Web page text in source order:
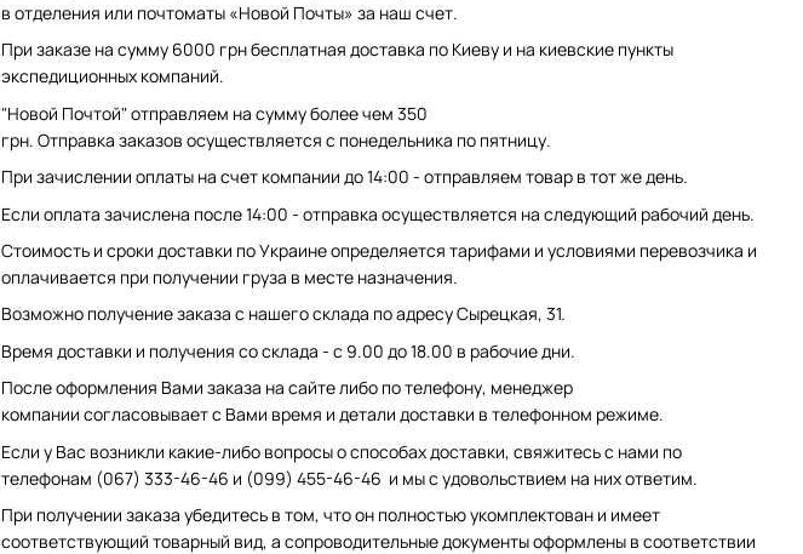
в отделения или почтоматы «Новой Почты» за наш счет.
При заказе на сумму 6000 грн бесплатная доставка по Киеву и на киевские пункты
экспедиционных компаний.
"Новой Почтой" отправляем на сумму более чем 350
грн. Отправка заказов осуществляется с понедельника по пятницу.
При зачислении оплаты на счет компании до 14:00 - отправляем товар в тот же день.
Если оплата зачислена после 14:00 - отправка осуществляется на следующий рабочий день.
Стоимость и сроки доставки по Украине определяется тарифами и условиями перевозчика и
оплачивается при получении груза в месте назначения.
Возможно получение заказа с нашего склада по адресу Сырецкая, 31.
Время доставки и получения со склада - с 9.00 до 18.00 в рабочие дни.
После оформления Вами заказа на сайте либо по телефону, менеджер
компании согласовывает с Вами время и детали доставки в телефонном режиме.
Если у Вас возникли какие-либо вопросы о способах доставки, свяжитесь с нами по
телефонам (067) 333-46-46 и (099) 455-46-46 и мы с удовольствием на них ответим.
При получении заказа убедитесь в том, что он полностью укомплектован и имеет
соответствующий товарный вид, а сопроводительные документы оформлены в соответствии